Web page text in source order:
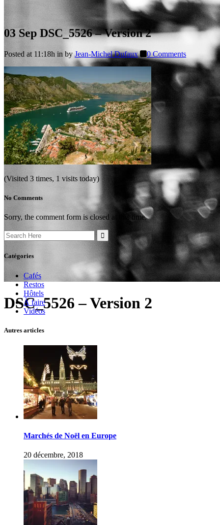
DSC_5526 – Version 2
03 Sep DSC_5526 – Version 2
Posted at 11:18h in by Jean-Michel Dufaux 0 Comments
(Visited 3 times, 1 visits today)
No Comments
Sorry, the comment form is closed at this time.
Search
for:
Catégories
Cafés
Restos
Hôtels
À faire
Vidéos
Autres articles
Marchés de Noël en Europe
20 décembre, 2018